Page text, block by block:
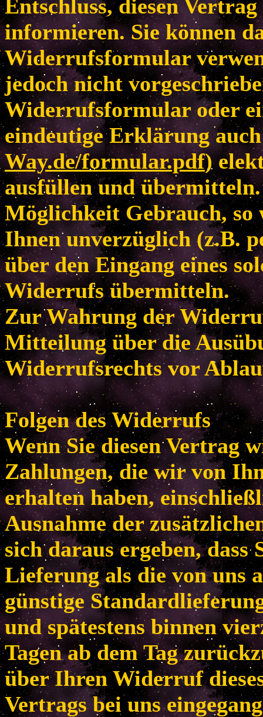
Entschluss, diesen
informieren. Sie können
Widerrufsformular
jedoch nicht
Widerrufsformular oder
eindeutige Erklärung
Way.de/formular.pdf)
ausfüllen und
Möglichkeit Gebrauch, so
Ihnen unverzüglich (z.B.
über den Eingang eines
Widerrufs übermitteln.
Zur Wahrung der
Mitteilung über die
Widerrufsrechts vor
Folgen des Widerrufs
Wenn Sie diesen Vertrag
Zahlungen, die wir von
erhalten haben,
Ausnahme der
sich daraus ergeben, dass
Lieferung als die von uns
günstige
und spätestens binnen
Tagen ab dem Tag
über Ihren Widerruf
Vertrags bei uns